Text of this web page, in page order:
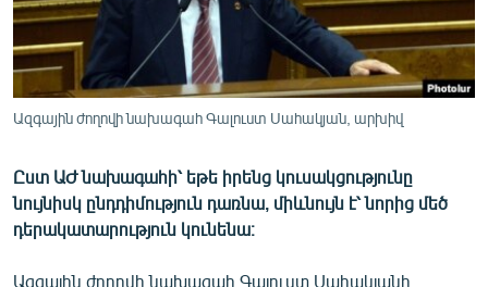
ՄԵԿՆԱԲԱՆՈՒԹՅՈՒՆ
ՏՏ ԵՒ ԻՆՏԵՐՆԵՏ
ՏԵՍԱՆՅՈՒԹԵՐ
ԲԱՆԱՎԵՃ
Ազգային ժողովի նախագահ Գալուստ Սահակյան, արխիվ
Ըստ ԱԺ նախագահի՝ եթե իրենց կուսակցությունը
նույնիսկ ընդդիմություն դառնա, միևնույն է՝ նորից մեծ
դերակատարություն կունենա։
Ազգային ժողովի նախագահ Գալուստ Սահակյանի